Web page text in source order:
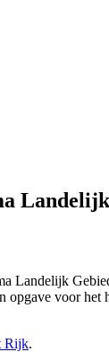
Landelijk
voor
Rijk.